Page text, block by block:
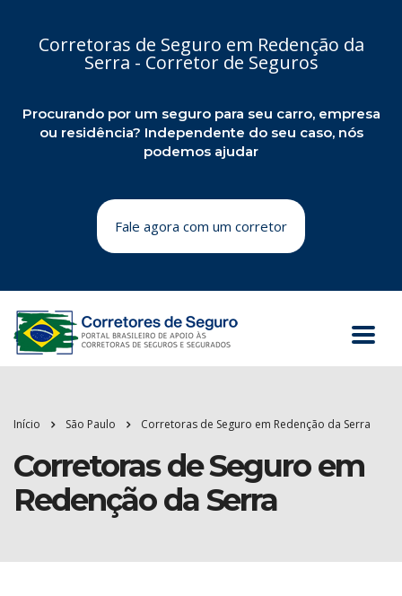
Corretoras de Seguro em Redenção da
Serra - Corretor de Seguros
Procurando por um seguro para seu carro, empresa
ou residência? Independente do seu caso, nós
podemos ajudar
Fale agora com um corretor
Início São Paulo Corretoras de Seguro em Redenção da Serra
Corretoras de Seguro em
Redenção da Serra